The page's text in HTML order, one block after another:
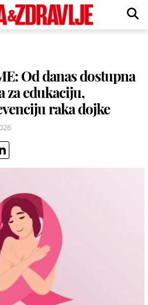
Od danas dostupna
za edukaciju,
raka dojke